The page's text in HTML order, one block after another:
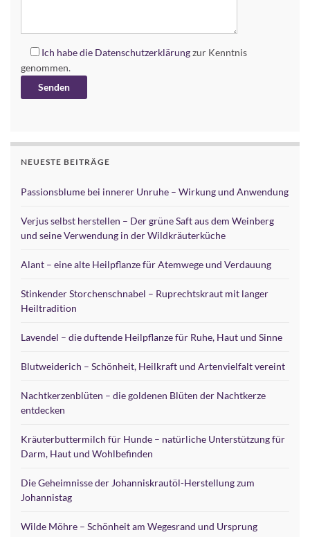
Ich habe die Datenschutzerklärungzur Kenntnis
genommen.
NEUESTE BEITRÄGE
Passionsblume bei innerer Unruhe – Wirkung und Anwendung
Verjus selbst herstellen – Der grüne Saft aus dem Weinberg
und seine Verwendung in der Wildkräuterküche
Alant – eine alte Heilpflanze für Atemwege und Verdauung
Stinkender Storchenschnabel – Ruprechtskraut mit langer
Heiltradition
Lavendel – die duftende Heilpflanze für Ruhe, Haut und Sinne
Blutweiderich – Schönheit, Heilkraft und Artenvielfalt vereint
Nachtkerzenblüten – die goldenen Blüten der Nachtkerze
entdecken
Kräuterbuttermilch für Hunde – natürliche Unterstützung für
Darm, Haut und Wohlbefinden
Die Geheimnisse der Johanniskrautöl-Herstellung zum
Johannistag
Wilde Möhre – Schönheit am Wegesrand und Ursprung